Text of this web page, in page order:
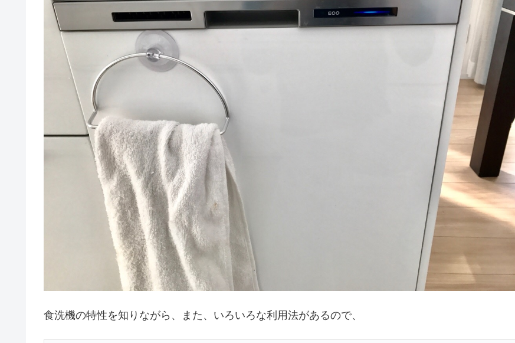
食洗機の特性を知りながら、また、いろいろな利用法があるので、